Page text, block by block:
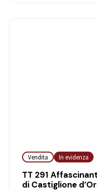
Vendita In evidenza
TT 291
di Castiglione